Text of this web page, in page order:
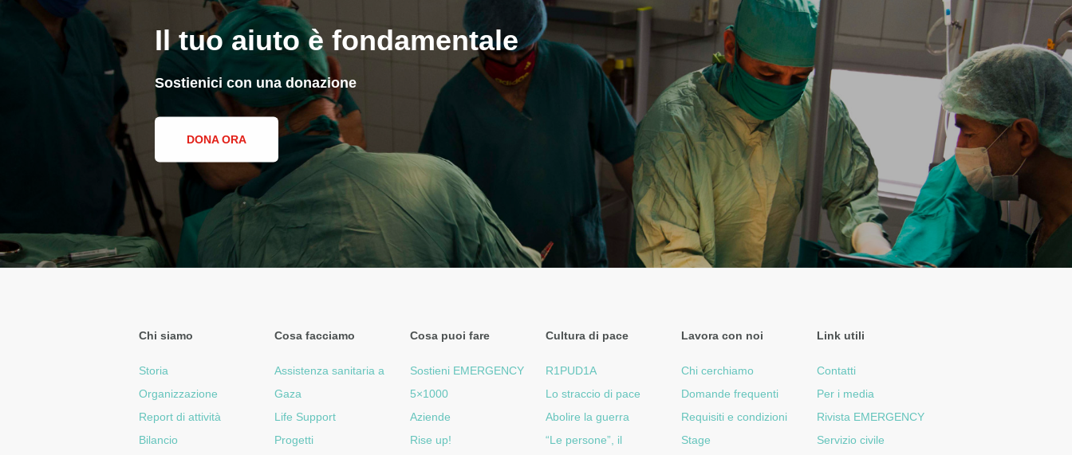
Il tuo aiuto è fondamentale
Sostienici con una donazione
DONA ORA
Chi siamo
Storia
Organizzazione
Report di attività
Bilancio
Cosa facciamo
Assistenza sanitaria a
Gaza
Life Support
Progetti
Cosa puoi fare
Sostieni EMERGENCY
5×1000
Aziende
Rise up!
Cultura di pace
R1PUD1A
Lo straccio di pace
Abolire la guerra
“Le persone”, il
Lavora con noi
Chi cerchiamo
Domande frequenti
Requisiti e condizioni
Stage
Link utili
Contatti
Per i media
Rivista EMERGENCY
Servizio civile